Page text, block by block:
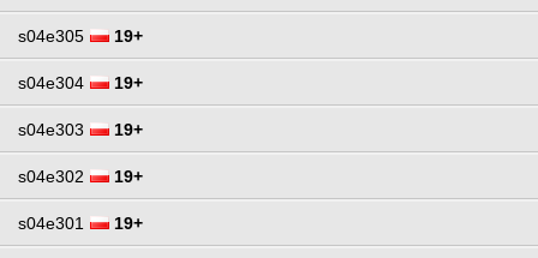
s04e305 19+
s04e304 19+
s04e303 19+
s04e302 19+
s04e301 19+